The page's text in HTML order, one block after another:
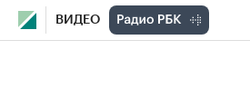
ВИДЕО